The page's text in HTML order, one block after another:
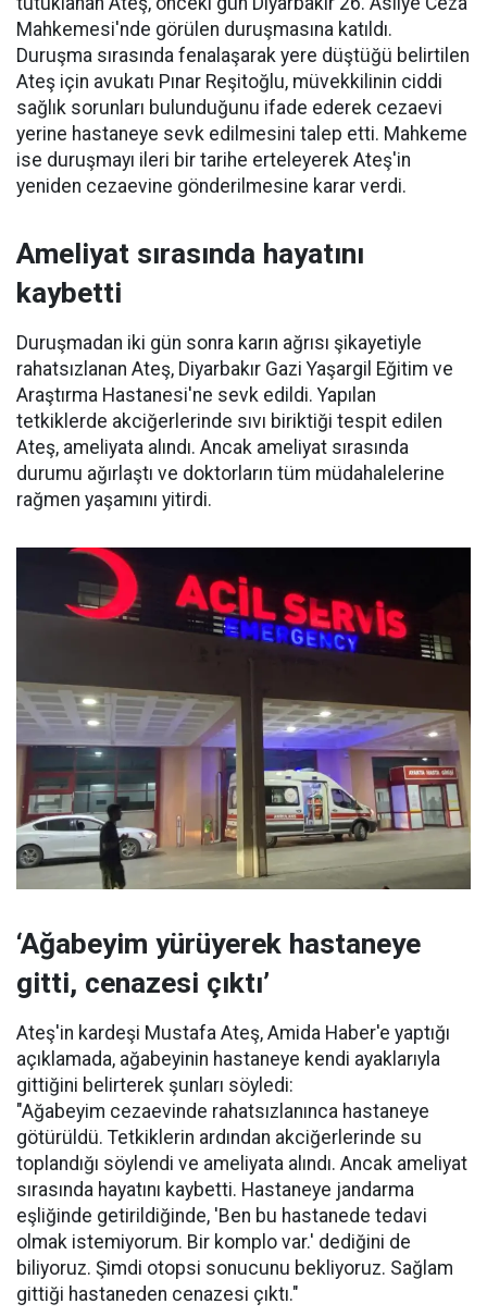
Mahkemesi'nde görülen duruşmasına katıldı.
Duruşma sırasında fenalaşarak yere düştüğü belirtilen
Ateş için avukatı Pınar Reşitoğlu, müvekkilinin ciddi
sağlık sorunları bulunduğunu ifade ederek cezaevi
yerine hastaneye sevk edilmesini talep etti. Mahkeme
ise duruşmayı ileri bir tarihe erteleyerek Ateş'in
yeniden cezaevine gönderilmesine karar verdi.
Ameliyat sırasında hayatını
kaybetti
Duruşmadan iki gün sonra karın ağrısı şikayetiyle
rahatsızlanan Ateş, Diyarbakır Gazi Yaşargil Eğitim ve
Araştırma Hastanesi'ne sevk edildi. Yapılan
tetkiklerde akciğerlerinde sıvı biriktiği tespit edilen
Ateş, ameliyata alındı. Ancak ameliyat sırasında
durumu ağırlaştı ve doktorların tüm müdahalelerine
rağmen yaşamını yitirdi.
‘Ağabeyim yürüyerek hastaneye
gitti, cenazesi çıktı’
Ateş'in kardeşi Mustafa Ateş, Amida Haber'e yaptığı
açıklamada, ağabeyinin hastaneye kendi ayaklarıyla
gittiğini belirterek şunları söyledi:
"Ağabeyim cezaevinde rahatsızlanınca hastaneye
götürüldü. Tetkiklerin ardından akciğerlerinde su
toplandığı söylendi ve ameliyata alındı. Ancak ameliyat
sırasında hayatını kaybetti. Hastaneye jandarma
eşliğinde getirildiğinde, 'Ben bu hastanede tedavi
olmak istemiyorum. Bir komplo var.' dediğini de
biliyoruz. Şimdi otopsi sonucunu bekliyoruz. Sağlam
gittiği hastaneden cenazesi çıktı."